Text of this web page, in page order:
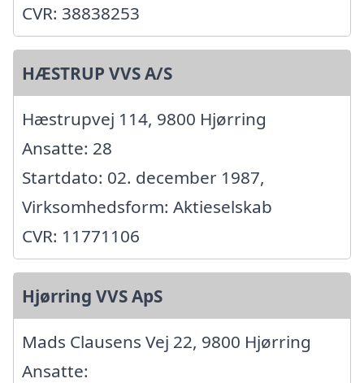
CVR: 38838253
HÆSTRUP VVS A/S
Hæstrupvej 114, 9800 Hjørring
Ansatte: 28
Startdato: 02. december 1987,
Virksomhedsform: Aktieselskab
CVR: 11771106
Hjørring VVS ApS
Mads Clausens Vej 22, 9800 Hjørring
Ansatte: